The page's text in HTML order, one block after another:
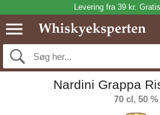
Levering fra 39 kr.
Nardini Grappa
70 cl, 50 %